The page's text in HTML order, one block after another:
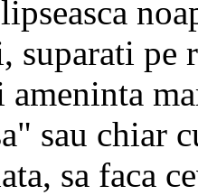
suparati pe
sau
sa faca